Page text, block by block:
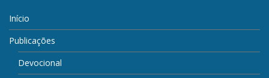
Início
Publicações
Devocional